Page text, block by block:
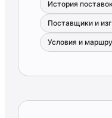
История
Поставщики и
Условия и